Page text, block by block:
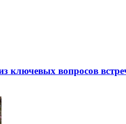
ключевых вопросов